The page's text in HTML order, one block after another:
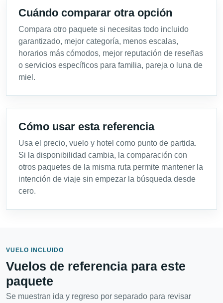
Cuándo comparar otra opción
Compara otro paquete si necesitas todo incluido
garantizado, mejor categoría, menos escalas,
horarios más cómodos, mejor reputación de reseñas
o servicios específicos para familia, pareja o luna de
miel.
Cómo usar esta referencia
Usa el precio, vuelo y hotel como punto de partida.
Si la disponibilidad cambia, la comparación con
otros paquetes de la misma ruta permite mantener la
intención de viaje sin empezar la búsqueda desde
cero.
VUELO INCLUIDO
Vuelos de referencia para este
paquete
Se muestran ida y regreso por separado para revisar